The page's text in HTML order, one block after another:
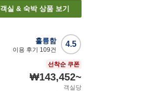
객실 & 숙박 상품 보기
4.5
훌륭함
이용 후기 109건
선착순 쿠폰
₩143,452~
객실당